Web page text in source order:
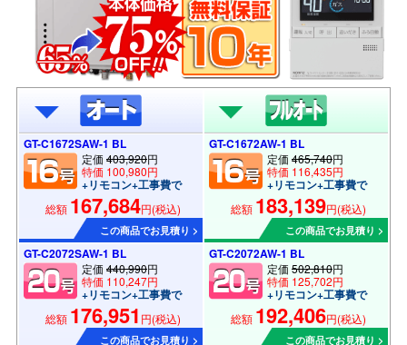
GT-C1672SAW-1 BL
定価 403,920円
特価 100,980円
+リモコン+工事費で
総額 167,684円(税込)
この商品でお見積り >
GT-C1672AW-1 BL
定価 465,740円
特価 116,435円
+リモコン+工事費で
総額 183,139円(税込)
この商品でお見積り >
GT-C2072SAW-1 BL
定価 440,990円
特価 110,247円
+リモコン+工事費で
総額 176,951 円(税込)
この商品でお見積り >
GT-C2072AW-1 BL
定価 502,810円
特価 125,702円
+リモコン+工事費で
総額 192,406円(税込)
この商品でお見積り >